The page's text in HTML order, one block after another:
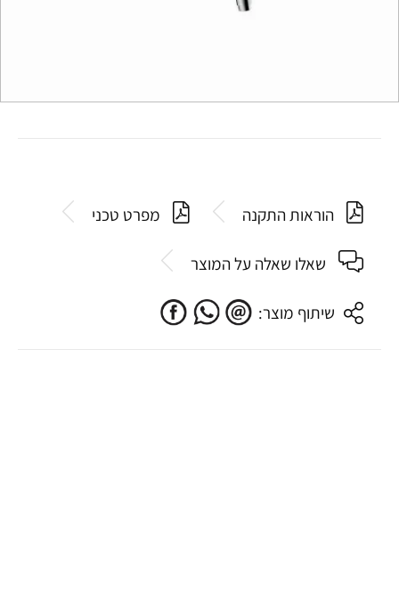
הוראות התקנה מפרט טכני
שאלו שאלה על המוצר
שיתוף מוצר: